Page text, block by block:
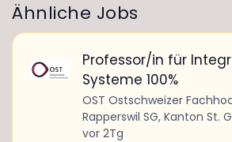
Ähnliche Jobs
Professor/in für
Systeme 100%
OST Ostschweizer
Rapperswil SG, Kanton St.
vor 2Tg